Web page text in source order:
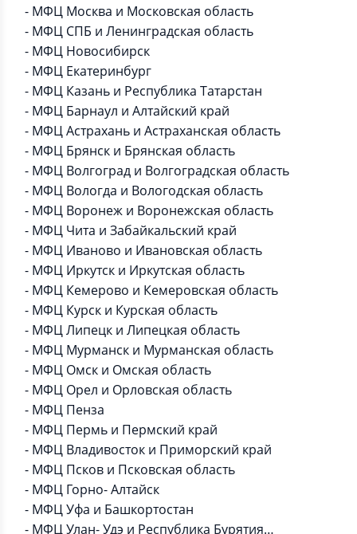
- МФЦ Москва и Московская область
- МФЦ СПБ и Ленинградская область
- МФЦ Новосибирск
- МФЦ Екатеринбург
- МФЦ Казань и Республика Татарстан
- МФЦ Барнаул и Алтайский край
- МФЦ Астрахань и Астраханская область
- МФЦ Брянск и Брянская область
- МФЦ Волгоград и Волгоградская область
- МФЦ Вологда и Вологодская область
- МФЦ Воронеж и Воронежская область
- МФЦ Чита и Забайкальский край
- МФЦ Иваново и Ивановская область
- МФЦ Иркутск и Иркутская область
- МФЦ Кемерово и Кемеровская область
- МФЦ Курск и Курская область
- МФЦ Липецк и Липецкая область
- МФЦ Мурманск и Мурманская область
- МФЦ Омск и Омская область
- МФЦ Орел и Орловская область
- МФЦ Пенза
- МФЦ Пермь и Пермский край
- МФЦ Владивосток и Приморский край
- МФЦ Псков и Псковская область
- МФЦ Горно- Алтайск
- МФЦ Уфа и Башкортостан
- МФЦ Улан- Удэ и Республика Бурятия